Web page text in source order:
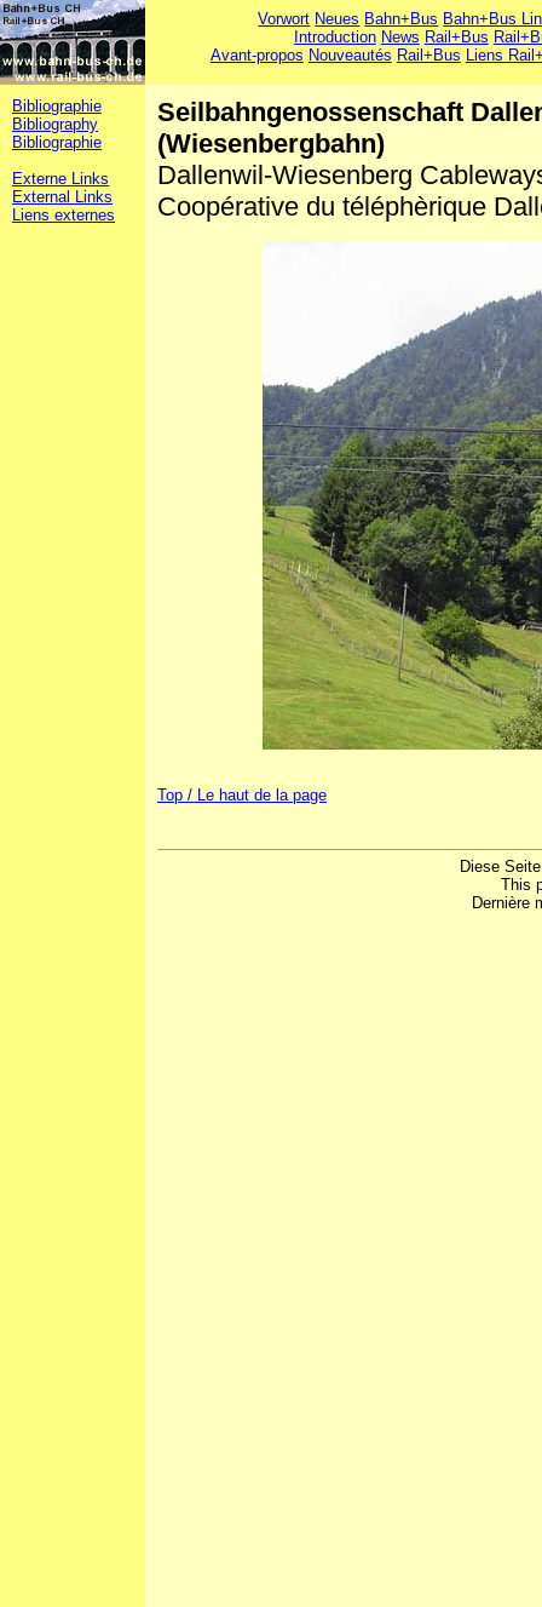
Vorwort Neues Bahn+Bus Bahn+Bus
Introduction News Rail+Bus
Avant-propos Nouveautés Rail+Bus Liens
Bibliographie
Bibliography
Bibliographie
Externe Links
External Links
Liens externes
Seilbahngenossenschaft
(Wiesenbergbahn)
Dallenwil-Wiesenberg
Coopérative du téléphèrique
Top / Le haut de la page
Diese
This
Dernière